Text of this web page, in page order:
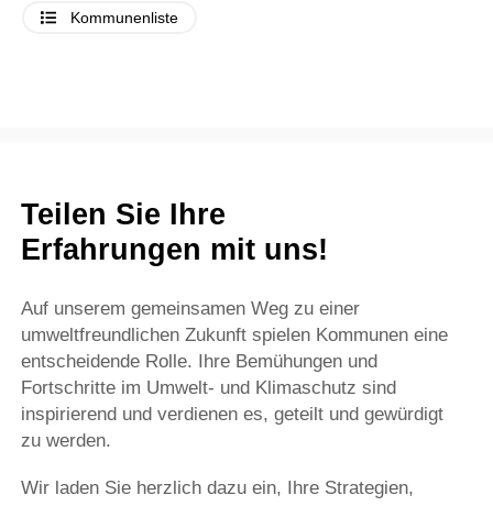
Kommunenliste
Teilen Sie Ihre
Erfahrungen mit uns!
Auf unserem gemeinsamen Weg zu einer
umweltfreundlichen Zukunft spielen Kommunen eine
entscheidende Rolle. Ihre Bemühungen und
Fortschritte im Umwelt- und Klimaschutz sind
inspirierend und verdienen es, geteilt und gewürdigt
zu werden.
Wir laden Sie herzlich dazu ein, Ihre Strategien,